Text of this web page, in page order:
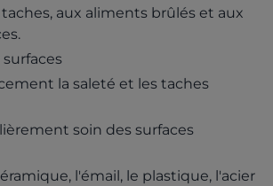
aux aliments brûlés et aux
la saleté et les taches
soin des surfaces
l'émail, le plastique, l'acier